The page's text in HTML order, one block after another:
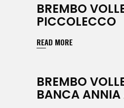
BREMBO
PICCOLECCO
READ MORE
BREMBO
BANCA ANNIA